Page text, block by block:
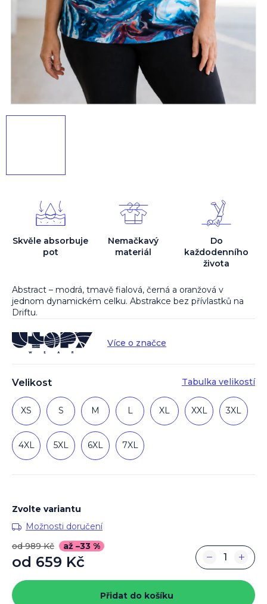
Velikost Tabulka velikostí
XS S M L XL XXL 3XL
4XL 5XL 6XL 7XL
Abstract – modrá, tmavě fialová, černá a oranžová v
jednom dynamickém celku. Abstrakce bez přívlastků na
Driftu.
Více o značce
Skvěle absorbuje
pot
Nemačkavý
materiál
Do
každodenního
života
Zvolte variantu
Možnosti doručení
od 989 Kč
až –33 %
od 659 Kč
cena:
+
−
Přidat do košíku